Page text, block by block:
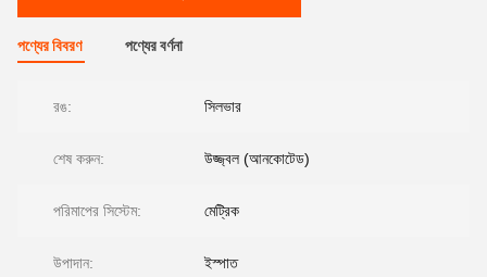
পণ্যের বিবরণ পণ্যের বর্ণনা
রঙ: সিলভার
শেষ করুন: উজ্জ্বল (আনকোটেড)
পরিমাপের সিস্টেম: মেট্রিক
উপাদান: ইস্পাত